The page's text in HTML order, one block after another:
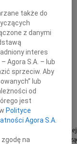
Lekarsko-
i
także do
z danymi
interes
Agora S.A. – lub
sprzeciw. Aby
lub
od
jest
Polityce
Agora S.A.
na